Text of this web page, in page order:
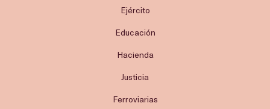
Ejército
Educación
Hacienda
Justicia
Ferroviarias